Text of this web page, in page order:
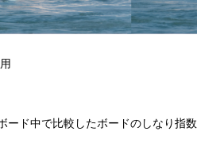
ド中で比較したボードのしなり指数